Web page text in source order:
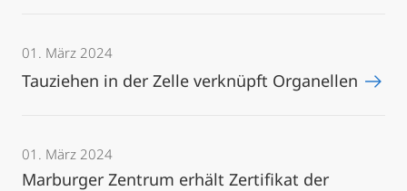
01. März 2024
Tauziehen in der Zelle verknüpft Organellen
01. März 2024
Marburger Zentrum erhält Zertifikat der